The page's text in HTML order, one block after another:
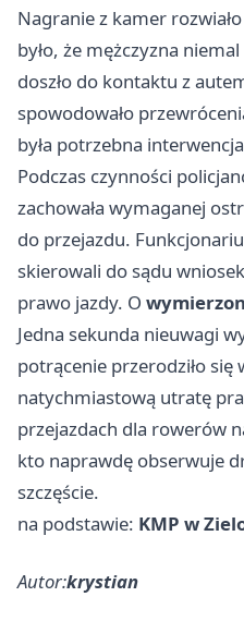
Nagranie z kamer
było, że mężczyzna
doszło do kontaktu z
spowodowało
była potrzebna
Podczas czynności
zachowała wymaganej
do przejazdu.
skierowali do sądu
prawo jazdy. O
Jedna sekunda nieuwagi
potrącenie przerodziło się
natychmiastową utratę
przejazdach dla rowerów
kto naprawdę obserwuje
szczęście.
na podstawie: KMP w
Autor:krystian